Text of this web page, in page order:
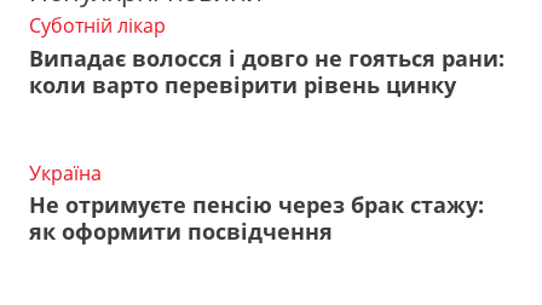
Суботній лікар
Випадає волосся і довго не гояться рани:
коли варто перевірити рівень цинку
Україна
Не отримуєте пенсію через брак стажу:
як оформити посвідчення